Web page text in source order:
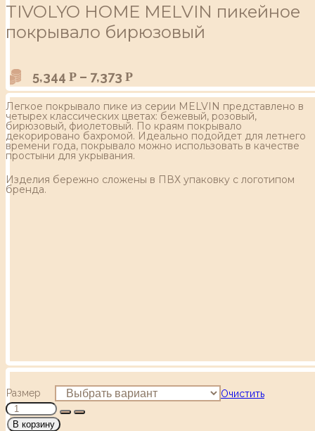
TIVOLYO HOME MELVIN пикейное
покрывало бирюзовый
5,344 Р – 7,373 Р
Легкое покрывало пике из серии MELVIN представлено в
четырех классических цветах: бежевый, розовый,
бирюзовый, фиолетовый. По краям покрывало
декорировано бахромой. Идеально подойдет для летнего
времени года, покрывало можно использовать в качестве
простыни для укрывания.
Изделия бережно сложены в ПВХ упаковку с логотипом
бренда.
Размер Очистить
В корзину